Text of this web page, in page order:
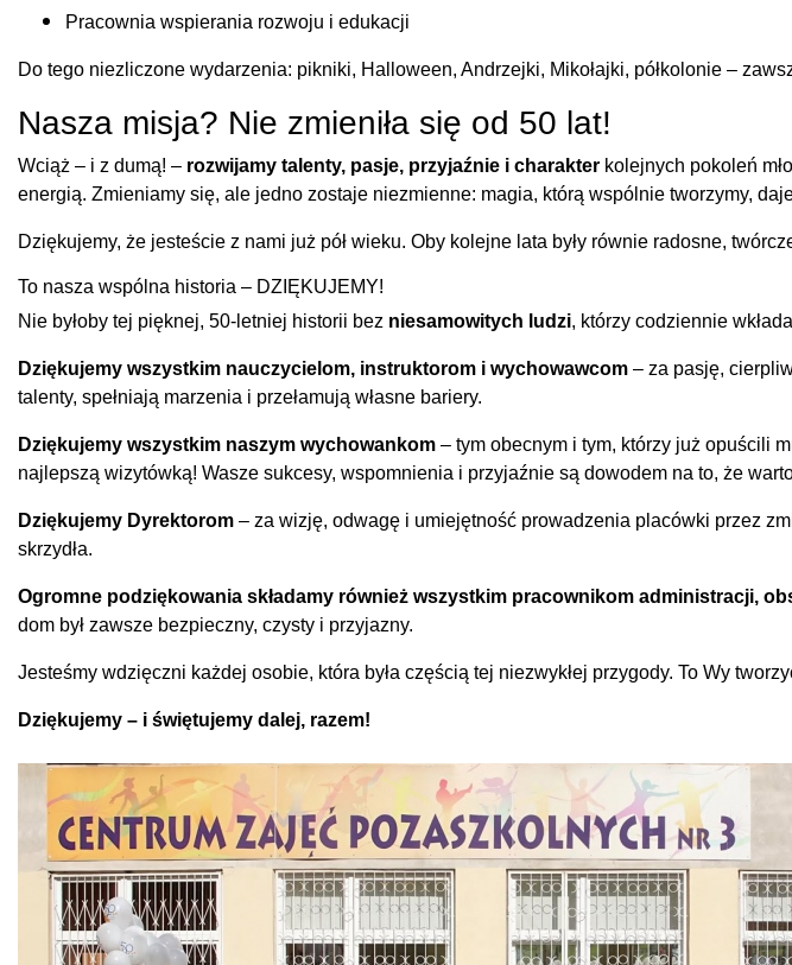
Pracownia wspierania rozwoju i edukacji
Do tego niezliczone wydarzenia: pikniki, Halloween, Andrzejki, Mikołajki, półkolonie –
Nasza misja? Nie zmieniła się od 50 lat!
Wciąż – i z dumą! – rozwijamy talenty, pasje, przyjaźnie i charakter kolejnych pokoleń
energią. Zmieniamy się, ale jedno zostaje niezmienne: magia, którą wspólnie tworzymy, daje
Dziękujemy, że jesteście z nami już pół wieku. Oby kolejne lata były równie radosne,
To nasza wspólna historia – DZIĘKUJEMY!
Nie byłoby tej pięknej, 50-letniej historii bez niesamowitych ludzi, którzy codziennie
Dziękujemy wszystkim nauczycielom, instruktorom i wychowawcom – za pasję,
talenty, spełniają marzenia i przełamują własne bariery.
Dziękujemy wszystkim naszym wychowankom – tym obecnym i tym, którzy już opuścili
najlepszą wizytówką! Wasze sukcesy, wspomnienia i przyjaźnie są dowodem na to, że
Dziękujemy Dyrektorom – za wizję, odwagę i umiejętność prowadzenia placówki przez
skrzydła.
Ogromne podziękowania składamy również wszystkim pracownikom administracji,
dom był zawsze bezpieczny, czysty i przyjazny.
Jesteśmy wdzięczni każdej osobie, która była częścią tej niezwykłej przygody. To Wy
Dziękujemy – i świętujemy dalej, razem!